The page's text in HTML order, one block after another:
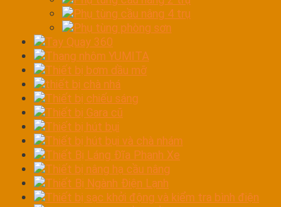
Phụ tùng cầu nâng 4 trụ
Phụ tùng phòng sơn
Tay Quay 360
Thang nhôm YUMITA
Thiết bị bơm dầu mỡ
thiết bị chà nhá
Thiết bị chiếu sáng
Thiết bị Gara cũ
Thiết bị hút bụi
Thiết bị hút bụi và chà nhám
Thiết Bị Láng Đĩa Phanh Xe
Thiết bị nâng hạ cầu nâng
Thiết Bị Ngành Điện Lạnh
Thiết bị sạc khởi động và kiểm tra bình điện